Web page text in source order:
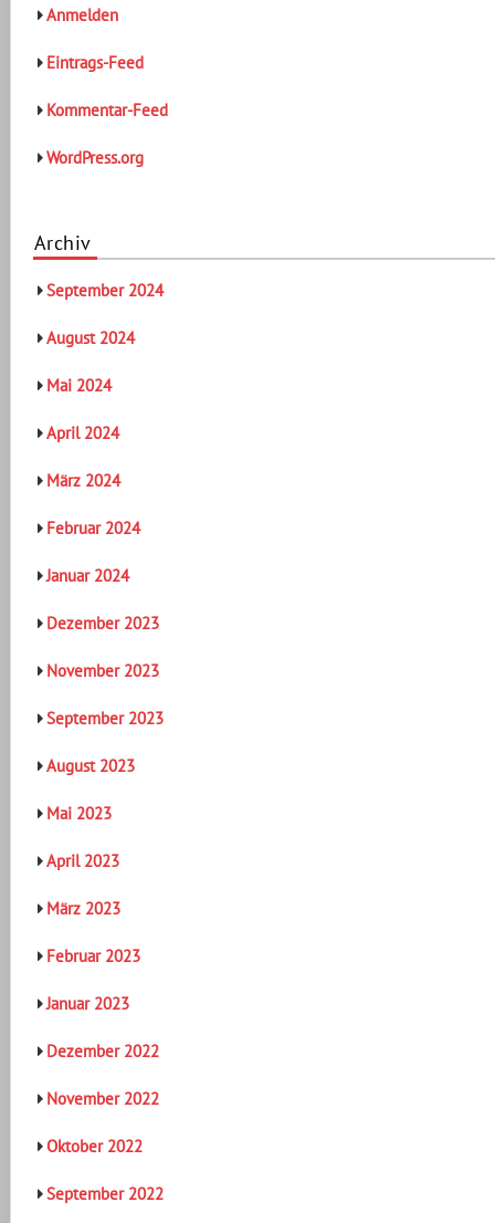
Anmelden
Eintrags-Feed
Kommentar-Feed
WordPress.org
Archiv
September 2024
August 2024
Mai 2024
April 2024
März 2024
Februar 2024
Januar 2024
Dezember 2023
November 2023
September 2023
August 2023
Mai 2023
April 2023
März 2023
Februar 2023
Januar 2023
Dezember 2022
November 2022
Oktober 2022
September 2022